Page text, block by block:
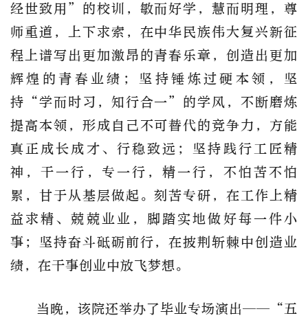
经世致用”的校训，敏而好学，慧而明理，尊
师重道，上下求索，在中华民族伟大复兴新征
程上谱写出更加激昂的青春乐章，创造出更加
辉煌的青春业绩；坚持锤炼过硬本领，坚
持“学而时习，知行合一”的学风，不断磨炼
提高本领，形成自己不可替代的竞争力，方能
真正成长成才、行稳致远；坚持践行工匠精
神，干一行，专一行，精一行，不怕苦不怕
累，甘于从基层做起。刻苦专研，在工作上精
益求精、兢兢业业，脚踏实地做好每一件小
事；坚持奋斗砥砺前行，在披荆斩棘中创造业
绩，在干事创业中放飞梦想。
当晚，该院还举办了毕业专场演出——“五